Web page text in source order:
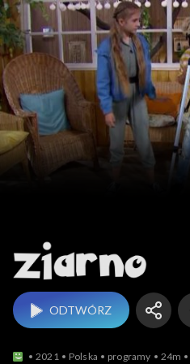
Ziarno
ODTWÓRZ
2021 Polska programy 24m